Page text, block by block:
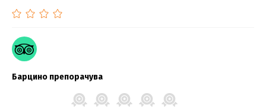
Барцино препорачува